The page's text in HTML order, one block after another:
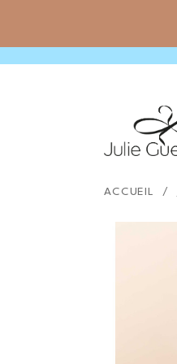

ACCUEIL